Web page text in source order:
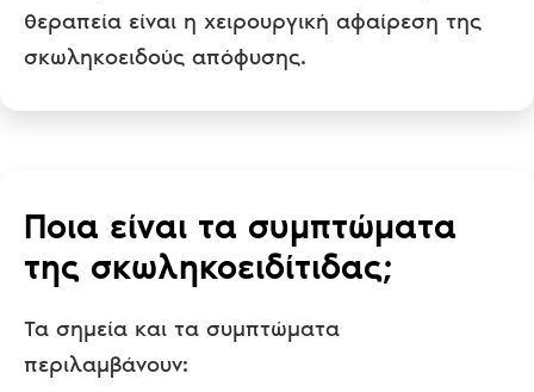
θεραπεία είναι η χειρουργική αφαίρεση της
σκωληκοειδούς απόφυσης.
Ποια είναι τα συμπτώματα
της σκωληκοειδίτιδας;
Τα σημεία και τα συμπτώματα
περιλαμβάνουν: